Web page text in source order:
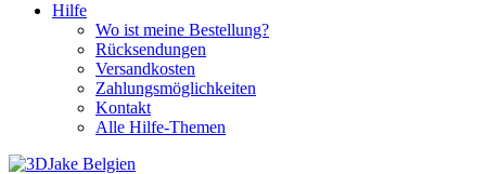
Hilfe
Wo ist meine Bestellung?
Rücksendungen
Versandkosten
Zahlungsmöglichkeiten
Kontakt
Alle Hilfe-Themen